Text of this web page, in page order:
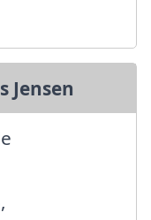
Jensen